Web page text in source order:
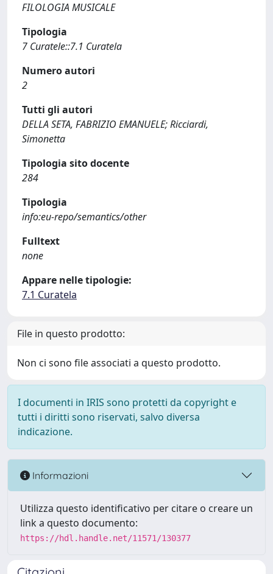
FILOLOGIA MUSICALE
Tipologia
7 Curatele::7.1 Curatela
Numero autori
2
Tutti gli autori
DELLA SETA, FABRIZIO EMANUELE; Ricciardi,
Simonetta
Tipologia sito docente
284
Tipologia
info:eu-repo/semantics/other
Fulltext
none
Appare nelle tipologie:
7.1 Curatela
File in questo prodotto:
Non ci sono file associati a questo prodotto.
I documenti in IRIS sono protetti da copyright e
tutti i diritti sono riservati, salvo diversa
indicazione.
Informazioni
Utilizza questo identificativo per citare o creare un
link a questo documento:
https://hdl.handle.net/11571/130377